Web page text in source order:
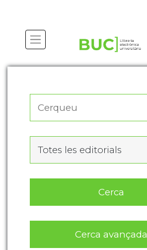
Totes les editorials
Cerca
Cerca avançada